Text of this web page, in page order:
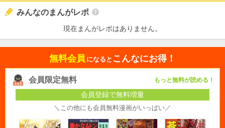
みんなのまんがレポ
現在まんがレポはありません。
無料会員 になると こんなにお得！
会員限定無料 もっと無料が読める！
会員登録で無料増量
＼この他にも会員無料漫画がいっぱい／